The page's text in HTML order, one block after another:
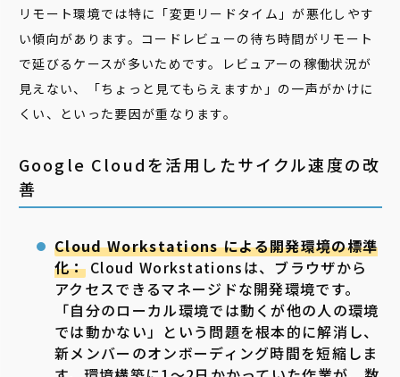
リモート環境では特に「変更リードタイム」が悪化しやす
い傾向があります。コードレビューの待ち時間がリモート
で延びるケースが多いためです。レビュアーの稼働状況が
見えない、「ちょっと見てもらえますか」の一声がかけに
くい、といった要因が重なります。
Google Cloudを活用したサイクル速度の改
善
Cloud Workstations による開発環境の標準
化：Cloud Workstationsは、ブラウザから
アクセスできるマネージドな開発環境です。
「自分のローカル環境では動くが他の人の環境
では動かない」という問題を根本的に解消し、
新メンバーのオンボーディング時間を短縮しま